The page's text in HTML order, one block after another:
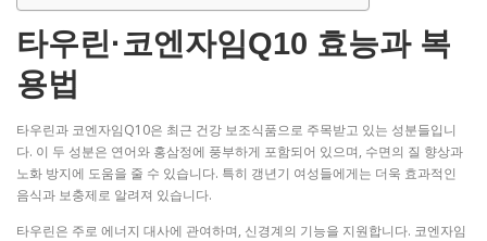
타우린·코엔자임Q10 효능과 복
용법
타우린과 코엔자임Q10은 최근 건강 보조식품으로 주목받고 있는 성분들입니
다. 이 두 성분은 연어와 홍삼정에 풍부하게 포함되어 있으며, 수면의 질 향상과
노화 방지에 도움을 줄 수 있습니다. 특히 갱년기 여성들에게는 더욱 효과적인
음식과 보충제로 알려져 있습니다.
타우린은 주로 에너지 대사에 관여하며, 신경계의 기능을 지원합니다. 코엔자임